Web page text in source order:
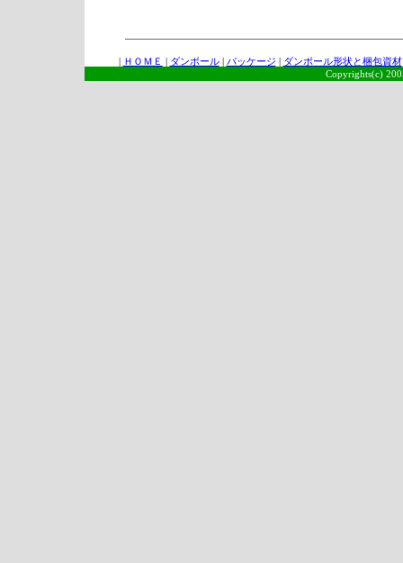
| ＨＯＭＥ | ダンボール| パッケージ | ダンボール形状と梱包資材
Copyrights(c)